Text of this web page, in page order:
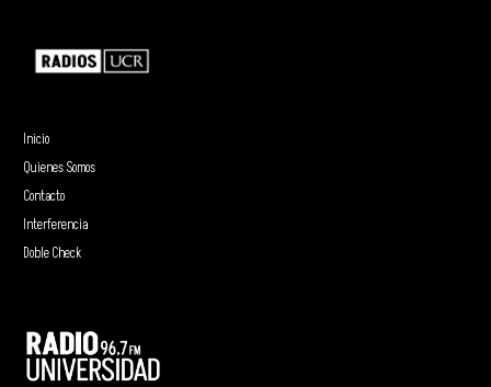
Inicio
Quienes Somos
Contacto
Interferencia
Doble Check